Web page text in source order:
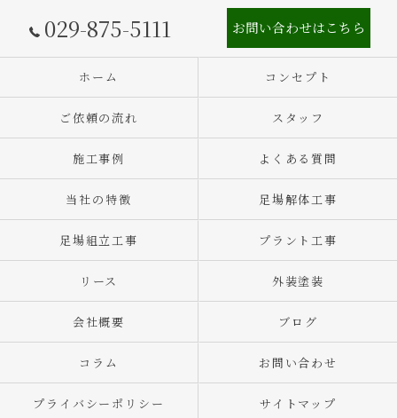
029-875-5111 お問い合わせはこちら
ホーム コンセプト
ご依頼の流れ スタッフ
施工事例 よくある質問
当社の特徴 足場解体工事
足場組立工事 プラント工事
リース 外装塗装
会社概要 ブログ
コラム お問い合わせ
プライバシーポリシー サイトマップ